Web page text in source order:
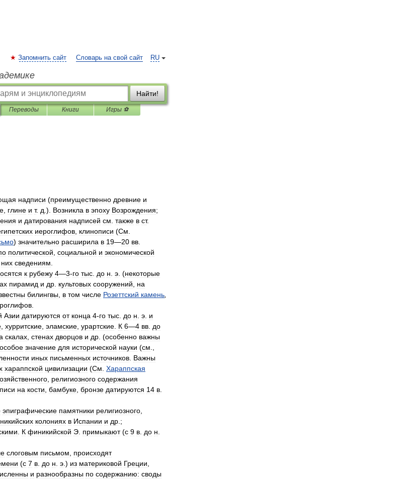
RU
Запомнить сайт Словарь на свой сайт
Найти!
Переводы Книги Игры ⚽
надписи (преимущественно древние и
глине и т. д .). Возникла в эпоху Возрождения;
и датирования надписей см также в ст.
иероглифов клинописи (См
) значительно расширила в 19—20 вв
политической социальной и экономической
них сведениям
к рубежу 4—3-го тыс до н э . (некоторые
пирамид и др культовых сооружений
на
билингвы в том числе Розеттский камень
Азии датируются от конца 4-го тыс до н э и
хурритские эламские урартские К 6—4 вв до
скалах стенах дворцов и др . (особенно важны
особое значение для исторической науки (см
иных письменных источников Важны
хараппской цивилизации (См Хараппская
религиозного содержания
на кости бамбуке бронзе датируются 14 в
эпиграфические памятники религиозного
колониях в Испании и др .;
К финикийской Э примыкают(с 9 в до н
слоговым письмом
происходят
(с 7 в до н э .) из материковой Греции
и разнообразны по содержанию: своды